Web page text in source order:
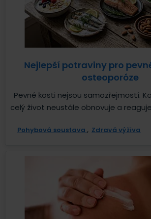
Nejlepší potraviny pro
osteoporóze
Pevné kosti nejsou samozřejmostí.
celý život neustále obnovuje a
Pohybová soustava Zdravá výživa